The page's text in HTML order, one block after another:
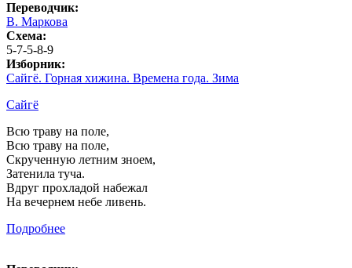
Переводчик:
В. Маркова
Схема:
5-7-5-8-9
Изборник:
Сайгё. Горная хижина. Времена года. Зима
Сайгё
Всю траву на поле,
Всю траву на поле,
Скрученную летним зноем,
Затенила туча.
Вдруг прохладой набежал
На вечернем небе ливень.
Подробнее